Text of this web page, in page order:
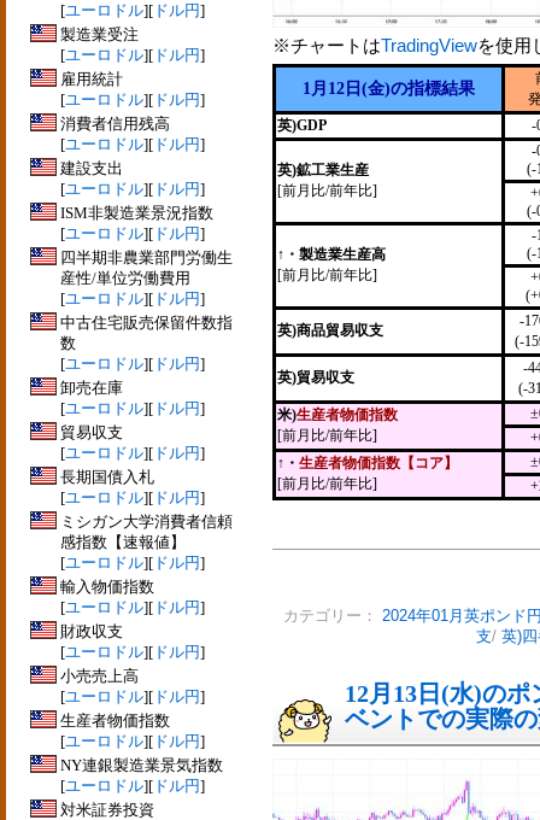
[ユーロドル][ ドル円]
製造業受注
[ユーロドル][ ドル円]
雇用統計
[ユーロドル][ ドル円]
消費者信用残高
[ユーロドル][ ドル円]
建設支出
[ユーロドル][ ドル円]
ISM非製造業景況指数
[ユーロドル][ ドル円]
四半期非農業部門労働生
産性/単位労働費用
[ユーロドル][ ドル円]
中古住宅販売保留件数指
数
[ユーロドル][ ドル円]
卸売在庫
[ユーロドル][ ドル円]
貿易収支
[ユーロドル][ ドル円]
長期国債入札
[ユーロドル][ ドル円]
ミシガン大学消費者信頼
感指数【速報値】
[ユーロドル][ ドル円]
輸入物価指数
[ユーロドル][ ドル円]
財政収支
[ユーロドル][ ドル円]
小売売上高
[ユーロドル][ ドル円]
生産者物価指数
[ユーロドル][ ドル円]
NY連銀製造業景気指数
[ユーロドル][ ドル円]
対米証券投資
※チャートはTradingViewを使用
1月12日(金)の指標結果
英)GDP
-
英)鉱工業生産
[前月比/前年比]
-
(-
(-
↑・製造業生産高
[前月比/前年比]
-
(-
英)商品貿易収支
-
(-
英)貿易収支
-
(-
米)生産者物価指数
[前月比/前年比]
↑・ 生産者物価指数【コア】
[前月比/前年比]
カテゴリー： 2024年01月英ポンド
支/ 英)
12月13日(水)の
ベントでの実際